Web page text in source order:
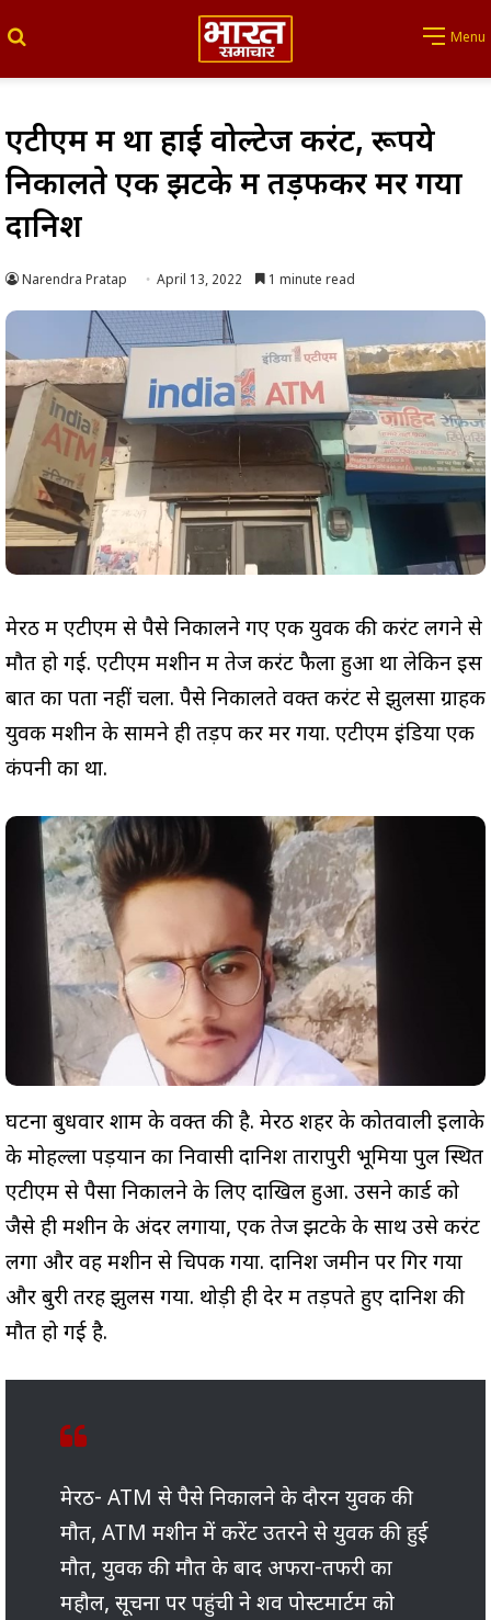
Menu
एटीएम में था हाई वोल्टेज करंट, रूपये
निकालते एक झटके में तड़फकर मर गया
दानिश
Narendra Pratap April 13, 2022 1 minute read
मेरठ में एटीएम से पैसे निकालने गए एक युवक की करंट लगने से
मौत हो गई. एटीएम मशीन में तेज करंट फैला हुआ था लेकिन इस
बात का पता नहीं चला. पैसे निकालते वक्त करंट से झुलसा ग्राहक
युवक मशीन के सामने ही तड़प कर मर गया. एटीएम इंडिया एक
कंपनी का था.
घटना बुधवार शाम के वक्त की है. मेरठ शहर के कोतवाली इलाके
के मोहल्ला पड़यान का निवासी दानिश तारापुरी भूमिया पुल स्थित
एटीएम से पैसा निकालने के लिए दाखिल हुआ. उसने कार्ड को
जैसे ही मशीन के अंदर लगाया, एक तेज झटके के साथ उसे करंट
लगा और वह मशीन से चिपक गया. दानिश जमीन पर गिर गया
और बुरी तरह झुलस गया. थोड़ी ही देर में तड़पते हुए दानिश की
मौत हो गई है.
मेरठ- ATM से पैसे निकालने के दौरन युवक की
मौत, ATM मशीन में करेंट उतरने से युवक की हुई
मौत, युवक की मौत के बाद अफरा-तफरी का
महौल, सूचना पर पहुंची ने शव पोस्टमार्टम को